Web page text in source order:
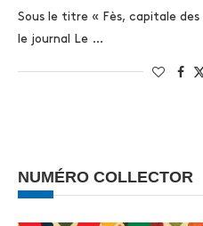
Sous le titre « Fès, capitale des
le journal Le …
NUMÉRO COLLECTOR